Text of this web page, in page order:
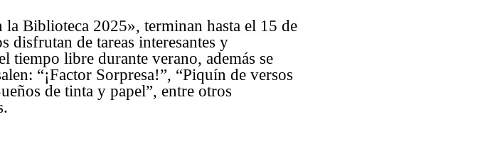
la Biblioteca 2025», terminan hasta el 15 de
disfrutan de tareas interesantes y
tiempo libre durante verano, además se
“¡Factor Sorpresa!”, “Piquín de versos
de tinta y papel”, entre otros